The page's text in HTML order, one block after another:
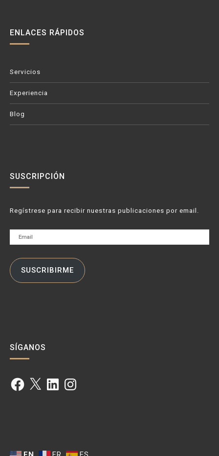
ENLACES RÁPIDOS
Servicios
Experiencia
Blog
SUSCRIPCIÓN
Regístrese para recibir nuestras publicaciones por email.
Email
SUSCRIBIRME
SÍGANOS
Facebook
X LinkedInInstagram